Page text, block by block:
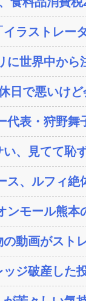
ラストレー
に世界中か
日で悪いけ
代表・狩野
、見てて恥
ス、ルフィ
ンモール熊
の動画がス
ッジ破産し